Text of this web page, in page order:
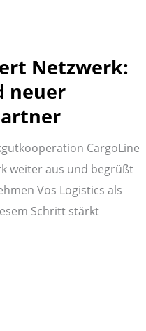
Netzwerk:
neuer
CargoLine
weiter aus und begrüßt
Vos Logistics als
Schritt stärkt